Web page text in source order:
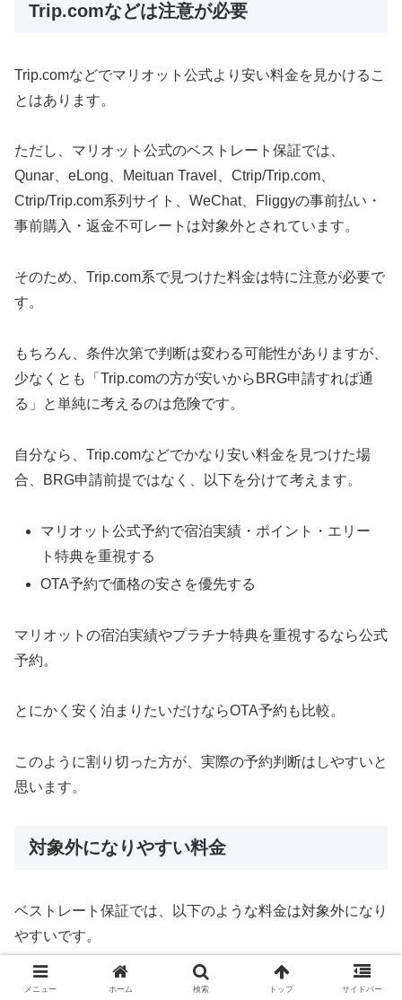
Trip.comなどは注意が必要
Trip.comなどでマリオット公式より安い料金を見かけるこ
とはあります。
ただし、マリオット公式のベストレート保証では、
Qunar、eLong、Meituan Travel、Ctrip/Trip.com、
Ctrip/Trip.com系列サイト、WeChat、Fliggyの事前払い・
事前購入・返金不可レートは対象外とされています。
そのため、Trip.com系で見つけた料金は特に注意が必要で
す。
もちろん、条件次第で判断は変わる可能性がありますが、
少なくとも「Trip.comの方が安いからBRG申請すれば通
る」と単純に考えるのは危険です。
自分なら、Trip.comなどでかなり安い料金を見つけた場
合、BRG申請前提ではなく、以下を分けて考えます。
マリオット公式予約で宿泊実績・ポイント・エリー
ト特典を重視する
OTA予約で価格の安さを優先する
マリオットの宿泊実績やプラチナ特典を重視するなら公式
予約。
とにかく安く泊まりたいだけならOTA予約も比較。
このように割り切った方が、実際の予約判断はしやすいと
思います。
対象外になりやすい料金
ベストレート保証では、以下のような料金は対象外になり
やすいです。
料金の種類 注意点
メニュー ホーム 検索 トップ サイドバー